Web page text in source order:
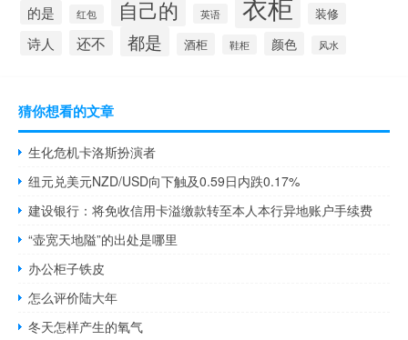
的是 红包 自己的 英语 装修
诗人 还不 都是 酒柜 鞋柜 颜色 风水
猜你想看的文章
生化危机卡洛斯扮演者
纽元兑美元NZD/USD向下触及0.59日内跌0.17%
建设银行：将免收信用卡溢缴款转至本人本行异地账户手续费
“壶宽天地隘”的出处是哪里
办公柜子铁皮
怎么评价陆大年
冬天怎样产生的氧气